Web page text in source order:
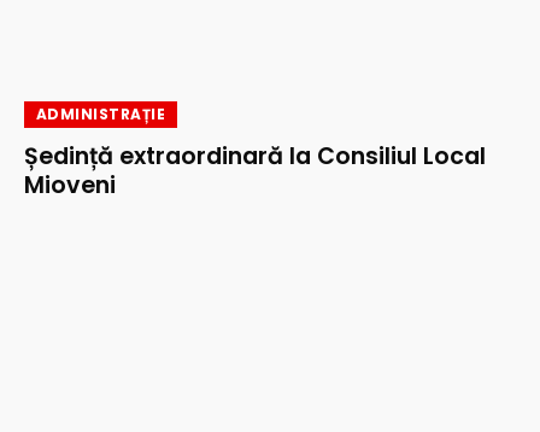
ADMINISTRAȚIE
Ședință extraordinară la Consiliul Local
Mioveni